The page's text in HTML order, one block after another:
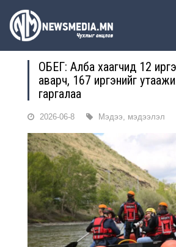
ОБЕГ: Алба хаагчид 12
аварч, 167 иргэнийг
гаргалаа
2026-06-8 Мэдээ, мэдээлэл